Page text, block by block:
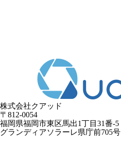
株式会社クアッド
〒812-0054
​福岡県福岡市東区馬出1丁目31番-5
グランディアソラーレ県庁前705号